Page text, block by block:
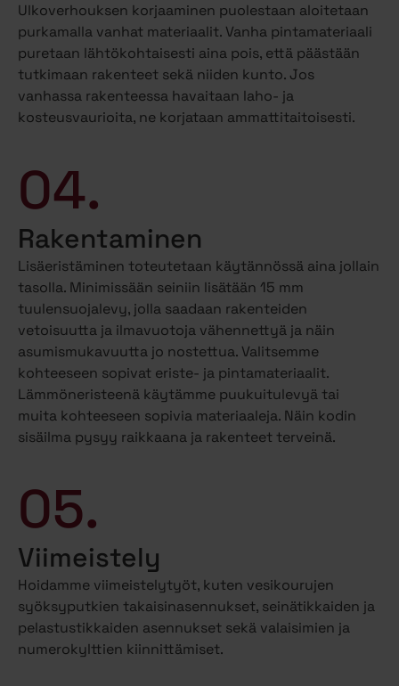
Ulkoverhouksen korjaaminen puolestaan aloitetaan
purkamalla vanhat materiaalit. Vanha pintamateriaali
puretaan lähtökohtaisesti aina pois, että päästään
tutkimaan rakenteet sekä niiden kunto. Jos
vanhassa rakenteessa havaitaan laho- ja
kosteusvaurioita, ne korjataan ammattitaitoisesti.
04.
Rakentaminen
Lisäeristäminen toteutetaan käytännössä aina jollain
tasolla. Minimissään seiniin lisätään 15 mm
tuulensuojalevy, jolla saadaan rakenteiden
vetoisuutta ja ilmavuotoja vähennettyä ja näin
asumismukavuutta jo nostettua. Valitsemme
kohteeseen sopivat eriste- ja pintamateriaalit.
Lämmöneristeenä käytämme puukuitulevyä tai
muita kohteeseen sopivia materiaaleja. Näin kodin
sisäilma pysyy raikkaana ja rakenteet terveinä.
05.
Viimeistely
Hoidamme viimeistelytyöt, kuten vesikourujen
syöksyputkien takaisinasennukset, seinätikkaiden ja
pelastustikkaiden asennukset sekä valaisimien ja
numerokylttien kiinnittämiset.